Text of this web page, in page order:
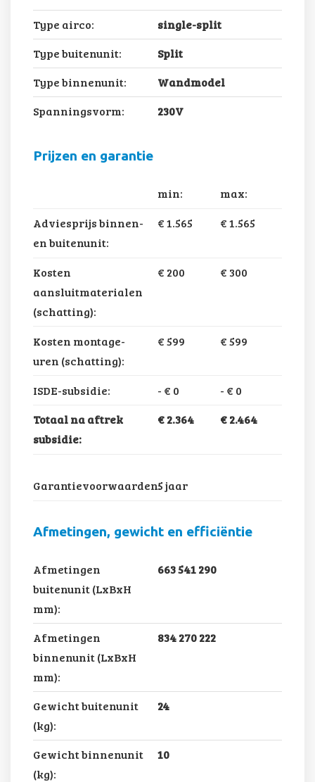
Type airco:
single-split
Type buitenunit:
Split
Type binnenunit:
Wandmodel
Spanningsvorm:
230V
Prijzen en garantie
min:
max:
Adviesprijs binnen-
en buitenunit:
€ 1.565 € 1.565
Kosten
aansluitmaterialen
(schatting):
€ 200 € 300
Kosten montage-
uren (schatting):
€ 599 € 599
ISDE-subsidie: - € 0 - € 0
Totaal na aftrek
subsidie:
€ 2.364 € 2.464
Garantievoorwaarden:5 jaar
Afmetingen, gewicht en efficiëntie
Afmetingen
buitenunit (LxBxH
mm):
663 541 290
Afmetingen
binnenunit (LxBxH
mm):
834 270 222
Gewicht buitenunit
(kg):
24
Gewicht binnenunit
(kg):
10